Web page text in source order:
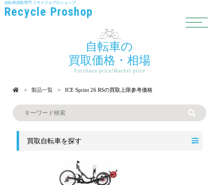
自転車買取専門 リサイクルプロショップ
Recycle Proshop
自転車の
買取価格・相場
Purchase price/Market price
製品一覧 ICE Sprint 26 RSの買取上限参考価格
買取自転車を探す